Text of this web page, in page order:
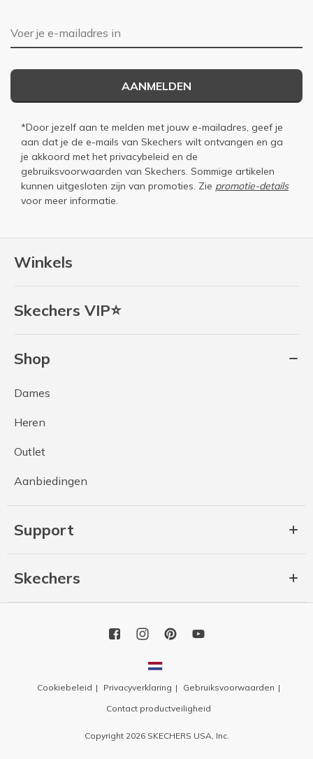
Winkels
Skechers VIP⭐
Shop
Dames
Heren
Outlet
Aanbiedingen
Support
Skechers
E-mailadres
AANMELDEN
*Door jezelf aan te melden met jouw e-mailadres, geef je
aan dat je de e-mails van Skechers wilt ontvangen en ga
je akkoord met het privacybeleid en de
gebruiksvoorwaarden van Skechers. Sommige artikelen
kunnen uitgesloten zijn van promoties. Zie promotie-details
voor meer informatie.
Cookiebeleid Privacyverklaring
Gebruiksvoorwaarden
Contact productveiligheid
Copyright 2026 SKECHERS USA, Inc.